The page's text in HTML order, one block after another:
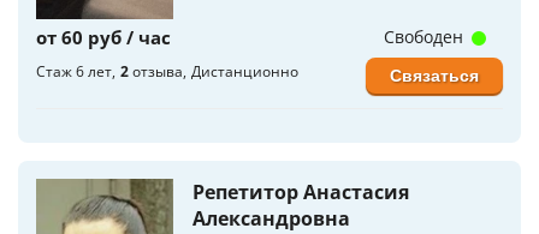
от 60 руб / час
Стаж 6 лет 2отзыва Дистанционно
Свободен
Связаться
Репетитор Анастасия
Александровна